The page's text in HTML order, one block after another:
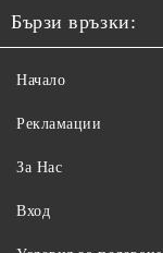
Бързи връзки:
Начало
Рекламации
За Нас
Вход